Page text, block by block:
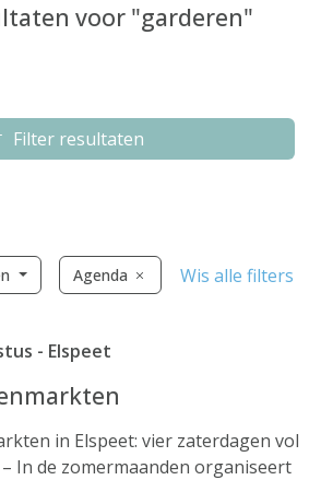
voor "garderen"
Filter resultaten
Agenda Wis alle filters
- Elspeet
in Elspeet: vier zaterdagen vol
In de zomermaanden organiseert